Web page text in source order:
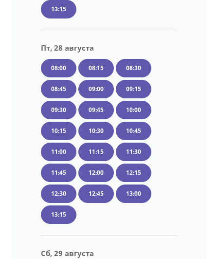
13:15
Пт, 28 августа
08:00 08:15 08:30
08:45 09:00 09:15
09:30 09:45 10:00
10:15 10:30 10:45
11:00 11:15 11:30
11:45 12:00 12:15
12:30 12:45 13:00
13:15
Сб, 29 августа